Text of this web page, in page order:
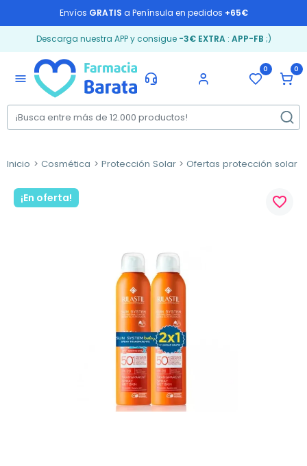
Envíos GRATIS a Península en pedidos +65€
Descarga nuestra APP y consigue -3€ EXTRA: APP-FB ;)
menu
0 0
Inicio Cosmética Protección Solar Ofertas protección solar
¡En oferta! favorite_border